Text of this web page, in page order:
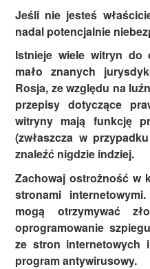
Jeśli nie jesteś
nadal potencjalnie
Istnieje wiele witryn do
mało znanych
Rosja, ze względu na
przepisy dotyczące
witryny mają funkcję
(zwłaszcza w
znaleźć nigdzie indziej.
Zachowaj ostrożność w
stronami
mogą otrzymywać
oprogramowanie
ze stron internetowych
program antywirusowy.